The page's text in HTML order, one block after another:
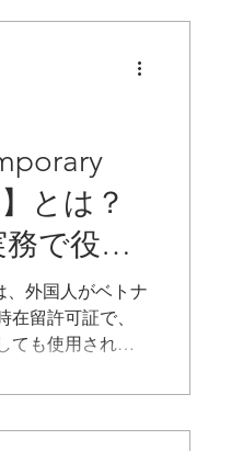
とは？
で役立
、外国人がベトナ
留許可証で、
ても使用されま
TRCを保持してい